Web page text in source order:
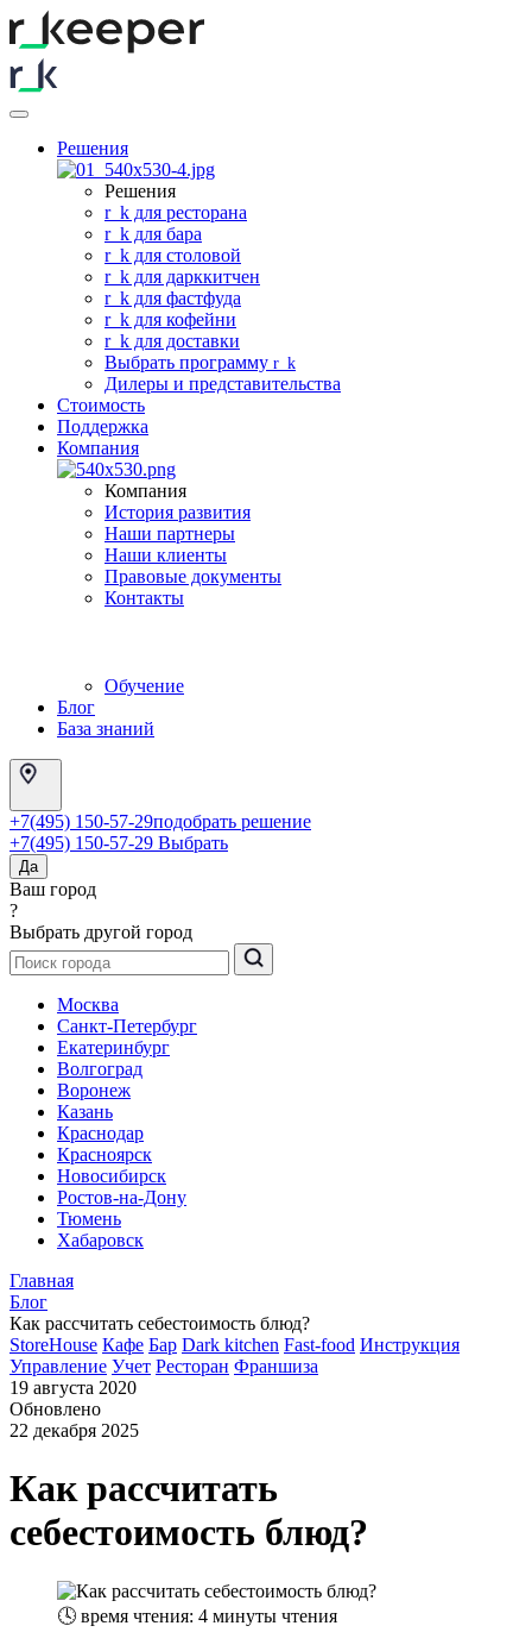
Решения
Решения
r_ k для ресторана
r_ k для бара
r_ k для столовой
r_ k для дарккитчен
r_ k для фастфуда
r_ k для кофейни
r_ k для доставки
Выбрать программу r k
Дилеры и представительства
Стоимость
Поддержка
Компания
Компания
История развития
Наши партнеры
Наши клиенты
Правовые документы
Контакты
Обучение
Блог
База знаний
+7(495) 150-57-29подобрать решение
+7(495) 150-57-29 Выбрать
Да
Ваш город
?
Выбрать другой город
Москва
Санкт-Петербург
Екатеринбург
Волгоград
Воронеж
Казань
Краснодар
Красноярск
Новосибирск
Ростов-на-Дону
Тюмень
Хабаровск
Главная
Блог
Как рассчитать себестоимость блюд?
StoreHouse Кафе Бар Dark kitchen Fast-food Инструкция
Управление Учет Ресторан Франшиза
19 августа 2020
Обновлено
22 декабря 2025
Как рассчитать
себестоимость блюд?
🕓 время чтения: 4 минуты чтения